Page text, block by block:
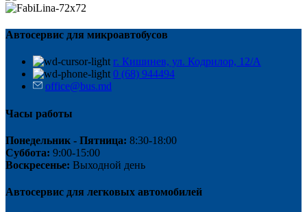
Автосервис для микроавтобусов
г. Кишинев, ул. Кодрилор, 12/A
0 (68) 944494
office@bus.md
Часы работы
Понедельник - Пятница: 8:30-18:00
Суббота: 9:00-15:00
Воскресенье: Выходной день
Автосервис для легковых автомобилей